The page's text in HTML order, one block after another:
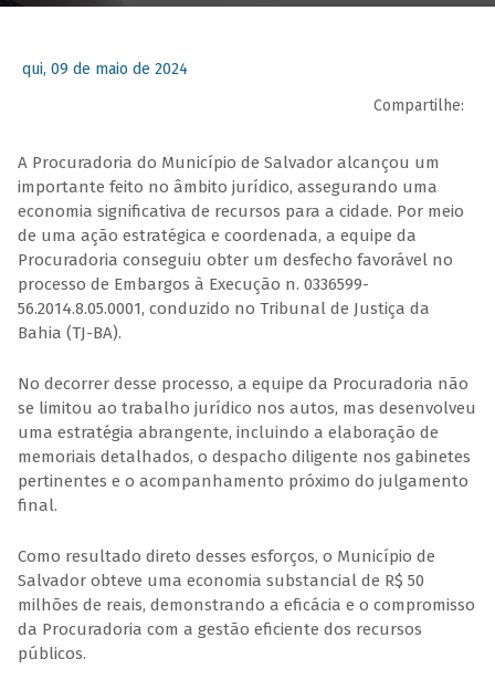
qui, 09 de maio de 2024
Compartilhe:
A Procuradoria do Município de Salvador alcançou um
importante feito no âmbito jurídico, assegurando uma
economia significativa de recursos para a cidade. Por meio
de uma ação estratégica e coordenada, a equipe da
Procuradoria conseguiu obter um desfecho favorável no
processo de Embargos à Execução n. 0336599-
56.2014.8.05.0001, conduzido no Tribunal de Justiça da
Bahia (TJ-BA).
No decorrer desse processo, a equipe da Procuradoria não
se limitou ao trabalho jurídico nos autos, mas desenvolveu
uma estratégia abrangente, incluindo a elaboração de
memoriais detalhados, o despacho diligente nos gabinetes
pertinentes e o acompanhamento próximo do julgamento
final.
Como resultado direto desses esforços, o Município de
Salvador obteve uma economia substancial de R$ 50
milhões de reais, demonstrando a eficácia e o compromisso
da Procuradoria com a gestão eficiente dos recursos
públicos.